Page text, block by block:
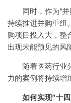
同时，作为“
持续推进并购重组
购项目投入大，整
出现未能预见的风
随着医药行业
力的案例将持续增
如何实现“十